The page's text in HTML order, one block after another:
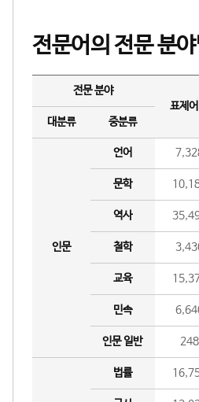
전문어의 전문 분
전문 분야
표제
대분류
중분류
인문
언어
문학
역사
철학
교육
민속
인문 일반 248
법률